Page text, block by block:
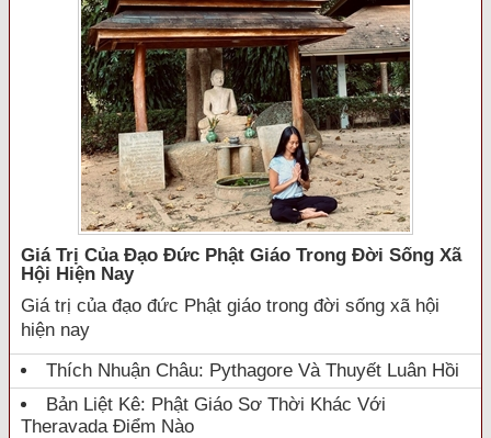
Giá Trị Của Đạo Đức Phật Giáo Trong Đời Sống Xã
Hội Hiện Nay
Giá trị của đạo đức Phật giáo trong đời sống xã hội
hiện nay
Thích Nhuận Châu: Pythagore Và Thuyết Luân Hồi
Bản Liệt Kê: Phật Giáo Sơ Thời Khác Với
Theravada Điểm Nào